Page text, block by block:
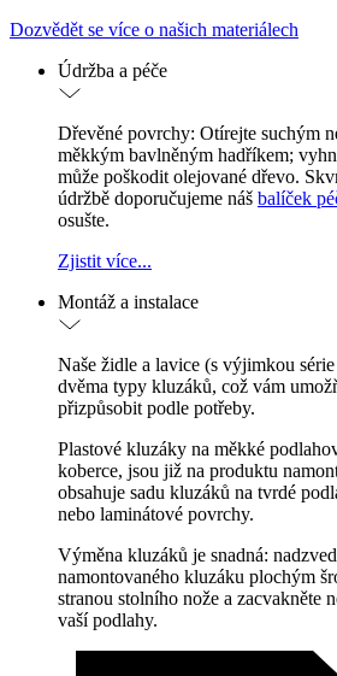
Dozvědět se více o našich materiálech
Údržba a péče
Dřevěné povrchy: Otírejte suchým
měkkým bavlněným hadříkem;
může poškodit olejované dřevo.
údržbě doporučujeme náš balíček
osušte.
Zjistit více...
Montáž a instalace
Naše židle a lavice (s výjimkou
dvěma typy kluzáků, což vám
přizpůsobit podle potřeby.
Plastové kluzáky na měkké
koberce, jsou již na produktu
obsahuje sadu kluzáků na tvrdé
nebo laminátové povrchy.
Výměna kluzáků je snadná:
namontovaného kluzáku plochým
stranou stolního nože a zacvakněte
vaší podlahy.